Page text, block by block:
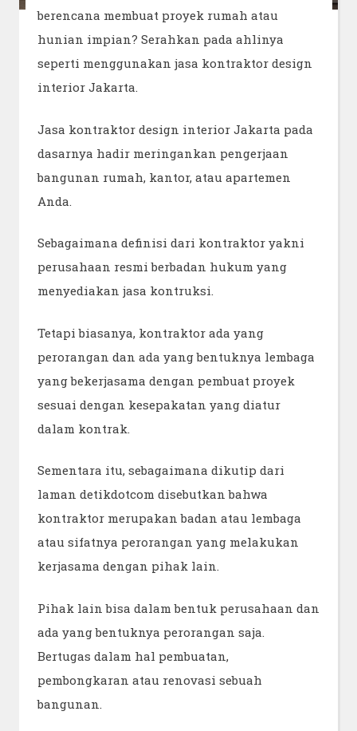
berencana membuat proyek rumah atau
hunian impian? Serahkan pada ahlinya
seperti menggunakan jasa kontraktor design
interior Jakarta.
Jasa kontraktor design interior Jakarta pada
dasarnya hadir meringankan pengerjaan
bangunan rumah, kantor, atau apartemen
Anda.
Sebagaimana definisi dari kontraktor yakni
perusahaan resmi berbadan hukum yang
menyediakan jasa kontruksi.
Tetapi biasanya, kontraktor ada yang
perorangan dan ada yang bentuknya lembaga
yang bekerjasama dengan pembuat proyek
sesuai dengan kesepakatan yang diatur
dalam kontrak.
Sementara itu, sebagaimana dikutip dari
laman detikdotcom disebutkan bahwa
kontraktor merupakan badan atau lembaga
atau sifatnya perorangan yang melakukan
kerjasama dengan pihak lain.
Pihak lain bisa dalam bentuk perusahaan dan
ada yang bentuknya perorangan saja.
Bertugas dalam hal pembuatan,
pembongkaran atau renovasi sebuah
bangunan.